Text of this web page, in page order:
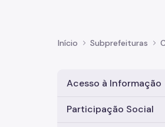
Início Subprefeituras
Acesso à Informação
Participação Social